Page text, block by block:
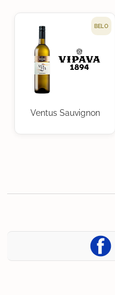
BELO
Ventus Sauvignon